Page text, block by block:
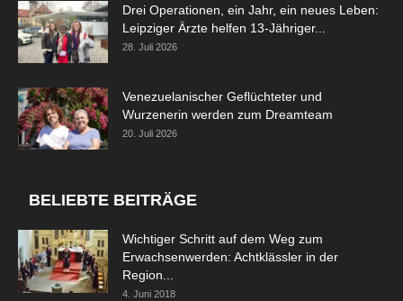
Drei Operationen, ein Jahr, ein neues Leben:
Leipziger Ärzte helfen 13-Jähriger...
28. Juli 2026
Venezuelanischer Geflüchteter und
Wurzenerin werden zum Dreamteam
20. Juli 2026
BELIEBTE BEITRÄGE
Wichtiger Schritt auf dem Weg zum
Erwachsenwerden: Achtklässler in der
Region...
4. Juni 2018